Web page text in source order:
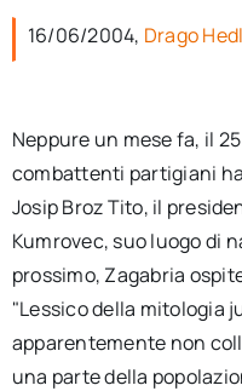
16/06/2004, Drago Hedl
Neppure un mese fa, il
combattenti partigiani
Josip Broz Tito, il
Kumrovec, suo luogo di
prossimo, Zagabria
"Lessico della mitologia
apparentemente non
una parte della